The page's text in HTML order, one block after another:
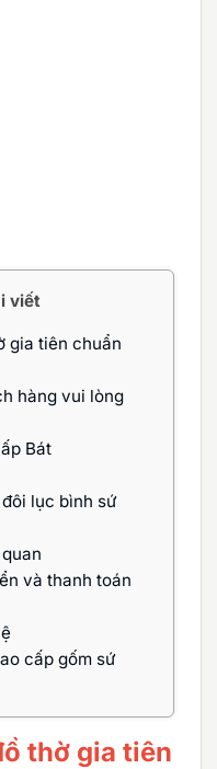
viết
gia tiên chuẩn
hàng vui lòng
Bát
lục bình sứ
và thanh toán
cấp gốm sứ
thờ gia tiên